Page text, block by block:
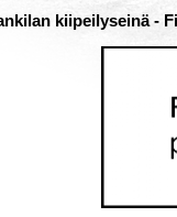
kiipeilyseinä -